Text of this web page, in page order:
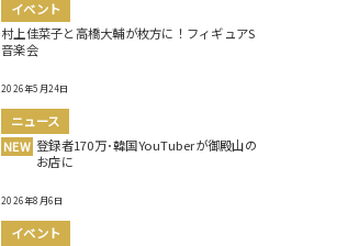
イベント
村上佳菜子と高橋大輔が枚方に！フィギュアS
音楽会
2026年5月24日
ニュース
NEW 登録者170万･韓国YouTuberが御殿山の
お店に
2026年8月6日
イベント